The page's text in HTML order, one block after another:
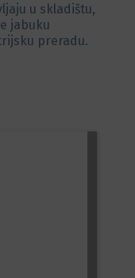
u skladištu,
jabuku
preradu.